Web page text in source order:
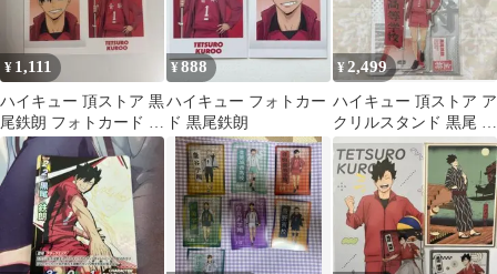
¥ 1,111
ハイキュー 頂ストア 黒
尾鉄朗 フォトカード 主
将 2枚セット
¥888
ハイキュー フォトカー
ド 黒尾鉄朗
¥2,499
ハイキュー 頂ストア ア
クリルスタンド 黒尾 主
将 音駒